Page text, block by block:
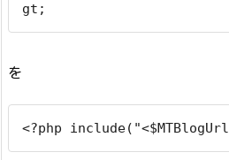
gt;
を
<?php include("<$MTBlogUrl